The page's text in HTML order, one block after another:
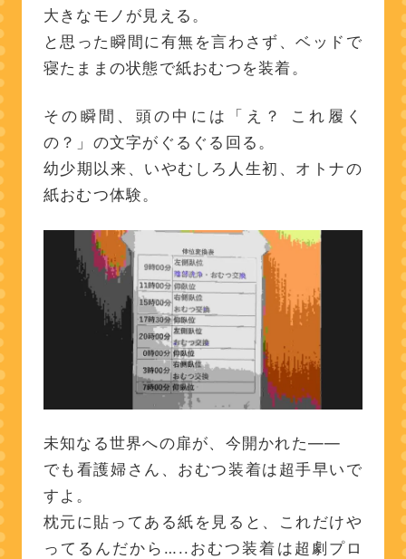
大きなモノが見える。
と思った瞬間に有無を言わさず、ベッドで
寝たままの状態で紙おむつを装着。
その瞬間、頭の中には「え？ これ履く
の？」の文字がぐるぐる回る。
幼少期以来、いやむしろ人生初、オトナの
紙おむつ体験。
未知なる世界への扉が、今開かれた——
でも看護婦さん、おむつ装着は超手早いで
すよ。
枕元に貼ってある紙を見ると、これだけや
ってるんだから…..おむつ装着は超劇プロ